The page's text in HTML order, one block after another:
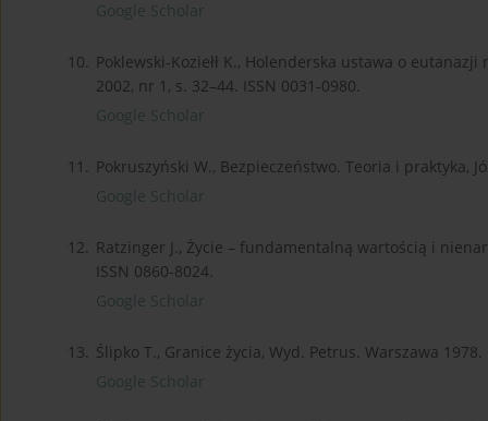
Google Scholar
10. Poklewski-Koziełł K., Holenderska ustawa o
2002, nr 1, s. 32–44. ISSN 0031-0980.
Google Scholar
11. Pokruszyński W., Bezpieczeństwo. Teoria i praktyka,
Google Scholar
12. Ratzinger J., Życie – fundamentalną wartością i
ISSN 0860-8024.
Google Scholar
13. Ślipko T., Granice życia, Wyd. Petrus. Warszawa 1978.
Google Scholar